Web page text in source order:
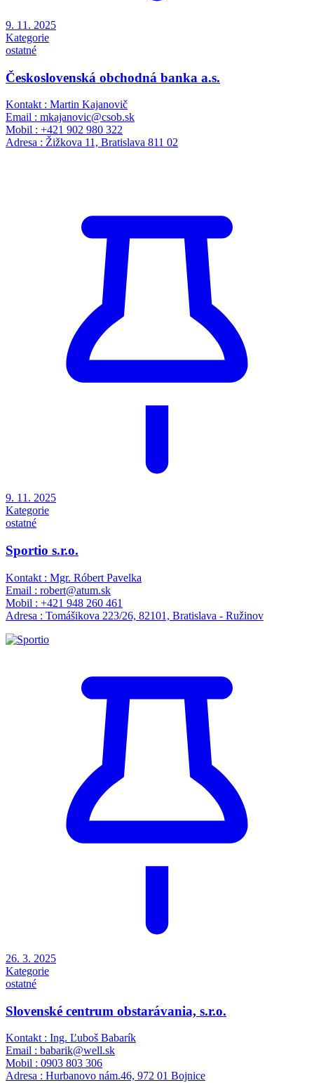
9. 11. 2025
Kategorie
ostatné
Československá obchodná banka a.s.
Kontakt : Martin Kajanovič
Email : mkajanovic@csob.sk
Mobil : +421 902 980 322
Adresa : Žižkova 11, Bratislava 811 02
9. 11. 2025
Kategorie
ostatné
Sportio s.r.o.
Kontakt : Mgr. Róbert Pavelka
Email : robert@atum.sk
Mobil : +421 948 260 461
Adresa : Tomášikova 223/26, 82101, Bratislava - Ružinov
26. 3. 2025
Kategorie
ostatné
Slovenské centrum obstarávania, s.r.o.
Kontakt : Ing. Ľuboš Babarík
Email : babarik@well.sk
Mobil : 0903 803 306
Adresa : Hurbanovo nám.46, 972 01 Bojnice